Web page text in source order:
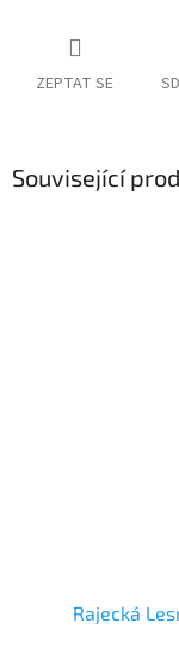
ZEPTAT SE
Související
Rajecká